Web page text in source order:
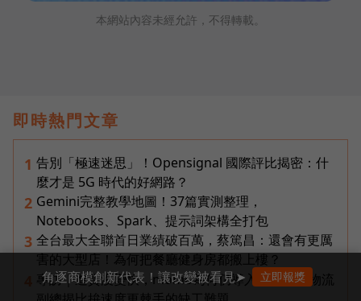
本網站內容未經允許，不得轉載。
即時熱門文章
1 告別「極速迷思」！Opensignal 國際評比揭密：什
麼才是 5G 時代的好網路？
2 Gemini完整教學地圖！37篇實測整理，
Notebooks、Spark、提示詞架構全打包
3 全台最大全聯首日業績破百萬，蔡篤昌：還會有更厲
害的大型店！為何把餐廳健身房都搬上樓？
專訪｜進貨沒變快，momo為何仍導入機器人？物流
角逐商模創新代表！讓改變被看見➤ 立即報獎